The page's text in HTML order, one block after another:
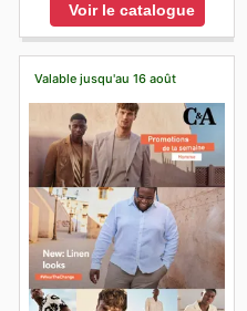
Voir le catalogue
Valable jusqu'au 16 août